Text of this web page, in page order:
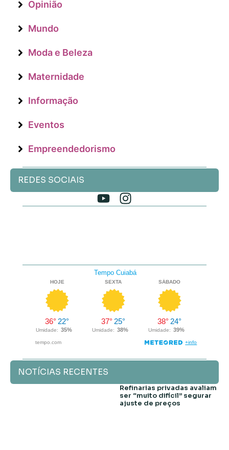
Opinião
Mundo
Moda e Beleza
Maternidade
Informação
Eventos
Empreendedorismo
REDES SOCIAIS
NOTÍCIAS RECENTES
Refinarias privadas avaliam
ser “muito difícil” segurar
ajuste de preços